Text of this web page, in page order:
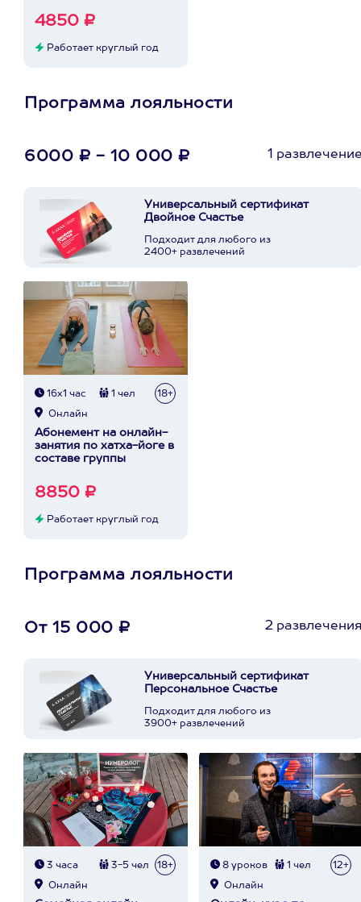
4850 ₽
Работает круглый год
Программа лояльности
6000 ₽ - 10 000 ₽ 1
Универсальный сертификат
Двойное Счастье
Подходит для любого из
2400+ развлечений
16х1 час 1 чел 18+
Онлайн
Абонемент на онлайн-
занятия по хатха-йоге в
составе группы
8850 ₽
Работает круглый год
Программа лояльности
От 15 000 ₽ 2
Универсальный сертификат
Персональное Счастье
Подходит для любого из
3900+ развлечений
3 часа 3-5 чел 18+
Онлайн
8 уроков 1 чел 12+
Онлайн